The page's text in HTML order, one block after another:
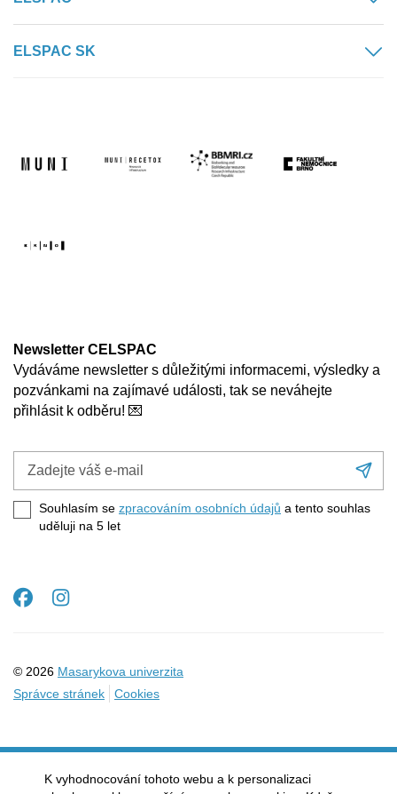
ELSPAC SK
Newsletter CELSPAC
Vydáváme newsletter s důležitými informacemi, výsledky a
pozvánkami na zajímavé události, tak se neváhejte
přihlásit k odběru! 💌
e-
mail
Souhlasím se zpracováním osobních údajů a tento souhlas
uděluji na 5 let
© 2026 Masarykova univerzita
Správce stránek
Cookies
Facebook
Instagram
K vyhodnocování tohoto webu a k personalizaci